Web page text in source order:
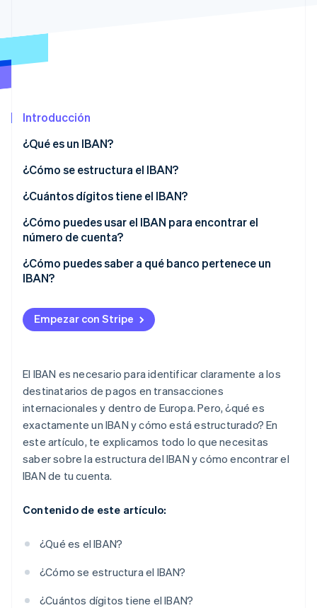
Introducción
¿Qué es un IBAN?
¿Cómo se estructura el IBAN?
¿Cuántos dígitos tiene el IBAN?
¿Cómo puedes usar el IBAN para encontrar el
número de cuenta?
¿Cómo puedes saber a qué banco pertenece un
IBAN?
Empezar con Stripe
El IBAN es necesario para identificar claramente a los
destinatarios de pagos en transacciones
internacionales y dentro de Europa. Pero, ¿qué es
exactamente un IBAN y cómo está estructurado? En
este artículo, te explicamos todo lo que necesitas
saber sobre la estructura del IBAN y cómo encontrar el
IBAN de tu cuenta.
Contenido de este artículo:
¿Qué es el IBAN?
¿Cómo se estructura el IBAN?
¿Cuántos dígitos tiene el IBAN?